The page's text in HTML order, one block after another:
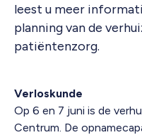
leest u meer
planning van de
patiëntenzorg.
Verloskunde
Op 6 en 7 juni is de
Centrum. De